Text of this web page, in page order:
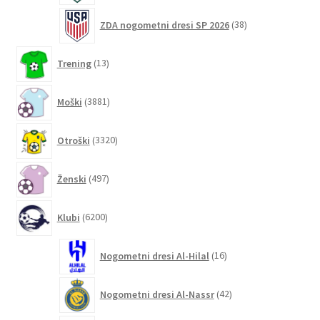
ZDA nogometni dresi SP 2026 38izdelkov
Trening 13izdelkov
Moški 3881izdelkov
Otroški 3320izdelkov
Ženski 497izdelkov
Klubi 6200izdelkov
Nogometni dresi Al-Hilal 16izdelkov
Nogometni dresi Al-Nassr 42izdelkov